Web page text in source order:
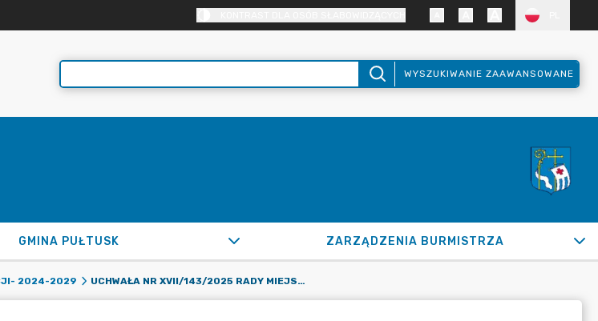
WYSZUKIWANIE ZAAWANSOWANE
GMINA PUŁTUSK ZARZĄDZENIA BURMISTRZA
2024-2029 UCHWAŁA NR XVII/143/2025 RADY MIEJSKIEJ W PUŁTUSKU Z DNIA 26 MARCA 2025 R. W SPRAWIE ZMIANY STATUTU ŻŁOBKA MIEJSKIEGO W PUŁTUSKU